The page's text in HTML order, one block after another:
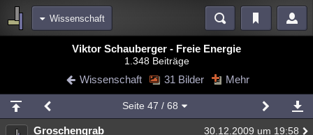
Wissenschaft
Blogs Videos
Chat Wiki Neuigkeiten
meine Rubriken
Viktor Schauberger - Freie Energie
1.348 Beiträge
Wissenschaft 31 Bilder Mehr
Seite 47 / 68
Groschengrab 30.12.2009 um 19:58